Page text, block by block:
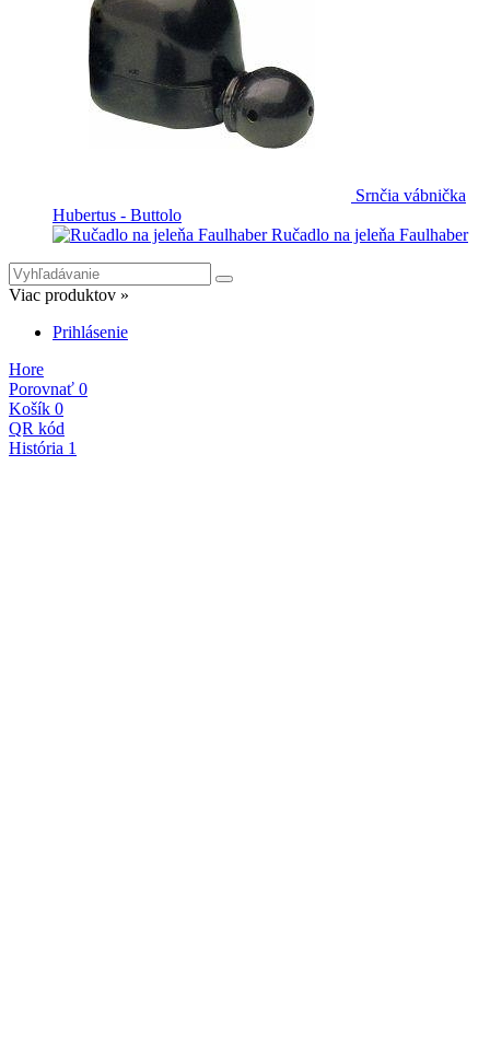
Srnčia vábnička
Hubertus - Buttolo
Ručadlo na jeleňa Faulhaber
Viac produktov »
Prihlásenie
Hore
Porovnať 0
Košík 0
QR kód
História 1